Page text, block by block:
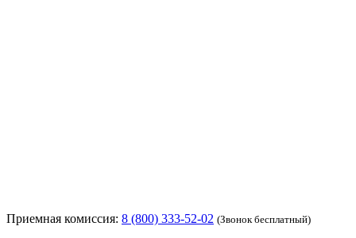
Приемная комиссия: 8 (800) 333-52-02 (Звонок бесплатный)